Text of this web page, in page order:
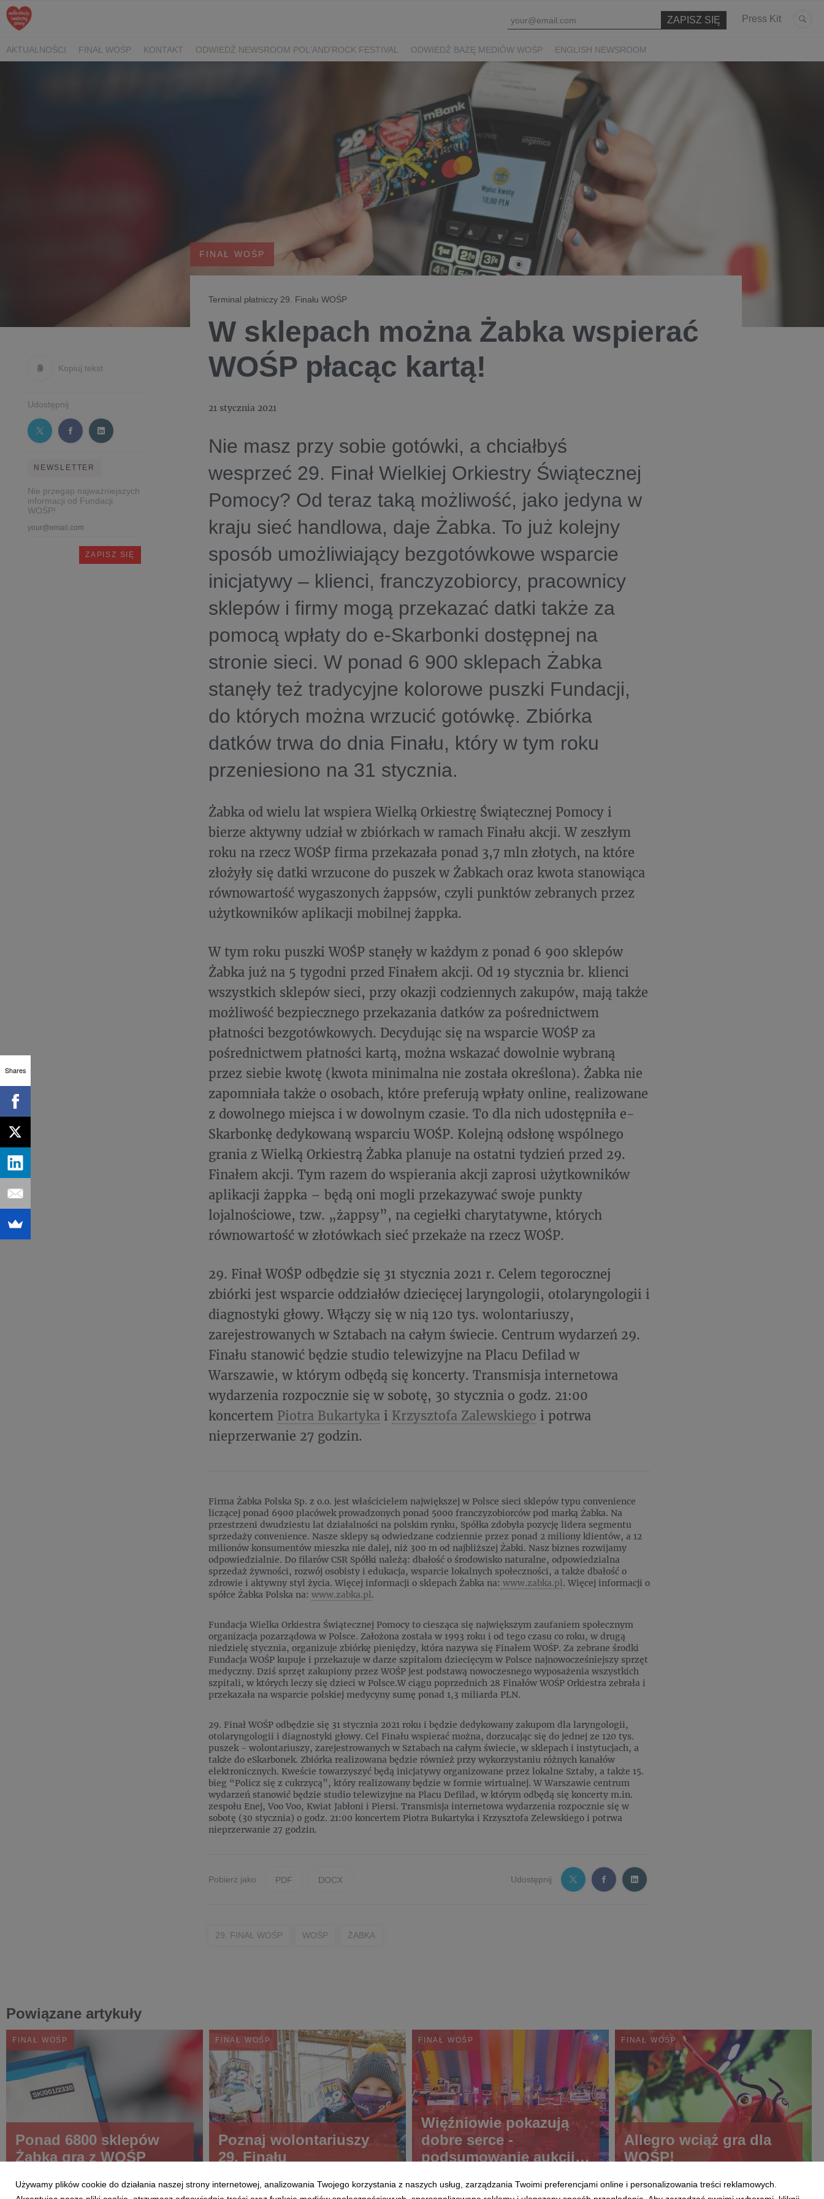
Press Kit
AKTUALNOŚCI FINAŁ WOŚP KONTAKT ODWIEDŹ NEWSROOM POL'AND'ROCK FESTIVAL ODWIEDŹ BAZĘ MEDIÓW WOŚP ENGLISH NEWSROOM
Kopiuj tekst
Udostępnij
NEWSLETTER
Nie przegap najważniejszych
informacji od Fundacji
WOŚP!
FINAŁ WOŚP
Terminal płatniczy 29. Finału WOŚP
W sklepach można Żabka wspierać
WOŚP płacąc kartą!
21 stycznia 2021
Nie masz przy sobie gotówki, a chciałbyś
wesprzeć 29. Finał Wielkiej Orkiestry Świątecznej
Pomocy? Od teraz taką możliwość, jako jedyna w
kraju sieć handlowa, daje Żabka. To już kolejny
sposób umożliwiający bezgotówkowe wsparcie
inicjatywy – klienci, franczyzobiorcy, pracownicy
sklepów i firmy mogą przekazać datki także za
pomocą wpłaty do e-Skarbonki dostępnej na
stronie sieci. W ponad 6 900 sklepach Żabka
stanęły też tradycyjne kolorowe puszki Fundacji,
do których można wrzucić gotówkę. Zbiórka
datków trwa do dnia Finału, który w tym roku
przeniesiono na 31 stycznia.
Żabka od wielu lat wspiera Wielką Orkiestrę Świątecznej Pomocy i
bierze aktywny udział w zbiórkach w ramach Finału akcji. W zeszłym
roku na rzecz WOŚP firma przekazała ponad 3,7 mln złotych, na które
złożyły się datki wrzucone do puszek w Żabkach oraz kwota stanowiąca
równowartość wygaszonych żappsów, czyli punktów zebranych przez
użytkowników aplikacji mobilnej żappka.
W tym roku puszki WOŚP stanęły w każdym z ponad 6 900 sklepów
Żabka już na 5 tygodni przed Finałem akcji. Od 19 stycznia br. klienci
wszystkich sklepów sieci, przy okazji codziennych zakupów, mają także
możliwość bezpiecznego przekazania datków za pośrednictwem
płatności bezgotówkowych. Decydując się na wsparcie WOŚP za
pośrednictwem płatności kartą, można wskazać dowolnie wybraną
przez siebie kwotę (kwota minimalna nie została określona). Żabka nie
zapomniała także o osobach, które preferują wpłaty online, realizowane
z dowolnego miejsca i w dowolnym czasie. To dla nich udostępniła e-
Skarbonkę dedykowaną wsparciu WOŚP. Kolejną odsłonę wspólnego
grania z Wielką Orkiestrą Żabka planuje na ostatni tydzień przed 29.
Finałem akcji. Tym razem do wspierania akcji zaprosi użytkowników
aplikacji żappka – będą oni mogli przekazywać swoje punkty
lojalnościowe, tzw. „żappsy”, na cegiełki charytatywne, których
równowartość w złotówkach sieć przekaże na rzecz WOŚP.
29. Finał WOŚP odbędzie się 31 stycznia 2021 r. Celem tegorocznej
zbiórki jest wsparcie oddziałów dziecięcej laryngologii, otolaryngologii i
diagnostyki głowy. Włączy się w nią 120 tys. wolontariuszy,
zarejestrowanych w Sztabach na całym świecie. Centrum wydarzeń 29.
Finału stanowić będzie studio telewizyjne na Placu Defilad w
Warszawie, w którym odbędą się koncerty. Transmisja internetowa
wydarzenia rozpocznie się w sobotę, 30 stycznia o godz. 21:00
koncertem Piotra Bukartyka i Krzysztofa Zalewskiego i potrwa
nieprzerwanie 27 godzin.
Firma Żabka Polska Sp. z o.o. jest właścicielem największej w Polsce sieci sklepów typu convenience
liczącej ponad 6900 placówek prowadzonych ponad 5000 franczyzobiorców pod marką Żabka. Na
przestrzeni dwudziestu lat działalności na polskim rynku, Spółka zdobyła pozycję lidera segmentu
sprzedaży convenience. Nasze sklepy są odwiedzane codziennie przez ponad 2 miliony klientów, a 12
milionów konsumentów mieszka nie dalej, niż 300 m od najbliższej Żabki. Nasz biznes rozwijamy
odpowiedzialnie. Do filarów CSR Spółki należą: dbałość o środowisko naturalne, odpowiedzialna
sprzedaż żywności, rozwój osobisty i edukacja, wsparcie lokalnych społeczności, a także dbałość o
zdrowie i aktywny styl życia. Więcej informacji o sklepach Żabka na: www.zabka.pl. Więcej informacji o
spółce Żabka Polska na: www.zabka.pl.
Fundacja Wielka Orkiestra Świątecznej Pomocy to ciesząca się największym zaufaniem społecznym
organizacja pozarządowa w Polsce. Założona została w 1993 roku i od tego czasu co roku, w drugą
niedzielę stycznia, organizuje zbiórkę pieniędzy, która nazywa się Finałem WOŚP. Za zebrane środki
Fundacja WOŚP kupuje i przekazuje w darze szpitalom dziecięcym w Polsce najnowocześniejszy sprzęt
medyczny. Dziś sprzęt zakupiony przez WOŚP jest podstawą nowoczesnego wyposażenia wszystkich
szpitali, w których leczy się dzieci w Polsce.W ciągu poprzednich 28 Finałów WOŚP Orkiestra zebrała i
przekazała na wsparcie polskiej medycyny sumę ponad 1,3 miliarda PLN.
29. Finał WOŚP odbędzie się 31 stycznia 2021 roku i będzie dedykowany zakupom dla laryngologii,
otolaryngologii i diagnostyki głowy. Cel Finału wspierać można, dorzucając się do jednej ze 120 tys.
puszek - wolontariuszy, zarejestrowanych w Sztabach na całym świecie, w sklepach i instytucjach, a
także do eSkarbonek. Zbiórka realizowana będzie również przy wykorzystaniu różnych kanałów
elektronicznych. Kweście towarzyszyć będą inicjatywy organizowane przez lokalne Sztaby, a także 15.
bieg “Policz się z cukrzycą”, który realizowany będzie w formie wirtualnej. W Warszawie centrum
wydarzeń stanowić będzie studio telewizyjne na Placu Defilad, w którym odbędą się koncerty m.in.
zespołu Enej, Voo Voo, Kwiat Jabłoni i Piersi. Transmisja internetowa wydarzenia rozpocznie się w
sobotę (30 stycznia) o godz. 21:00 koncertem Piotra Bukartyka i Krzysztofa Zelewskiego i potrwa
nieprzerwanie 27 godzin.
Pobierz jako PDF DOCX Udostępnij
29. FINAŁ WOŚP WOŚP ŻABKA
Powiązane artykuły
FINAŁ WOŚP
Ponad 6800 sklepów
Żabka gra z WOŚP
FINAŁ WOŚP
Poznaj wolontariuszy
29. Finału
FINAŁ WOŚP
Więźniowie pokazują
dobre serce -
podsumowanie aukcji
FINAŁ WOŚP
Allegro wciąż gra dla
WOŚP!
Używamy plików cookie do działania naszej strony internetowej, analizowania Twojego korzystania z naszych usług, zarządzania Twoimi preferencjami online i personalizowania treści reklamowych.
Shares